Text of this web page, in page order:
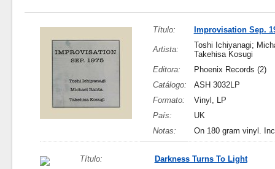
Título: Improvisation Sep.
Artista:
Toshi Ichiyanagi;
Takehisa Kosugi
Editora:
Phoenix Records (2)
Catálogo:
ASH 3032LP
Formato:
Vinyl, LP
País:
UK
Notas:
On 180 gram vinyl.
Título:
Darkness Turns To Light